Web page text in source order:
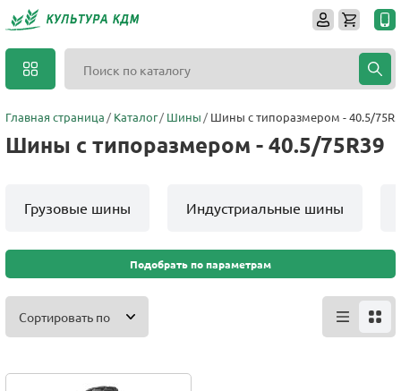
Главная страница Каталог Шины Шины с типоразмером - 40.5/
Шины с типоразмером - 40.5/75R39
Грузовые шины Индустриальные шины
Подобрать по параметрам
Сортировать по